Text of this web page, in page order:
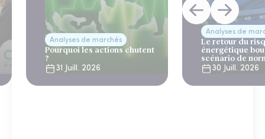
Analyses de marchés
Pourquoi les actions chutent
?
31 Juill. 2026
Analyses de
Le retour du
énergétique
scénario de
30 Juill. 2026